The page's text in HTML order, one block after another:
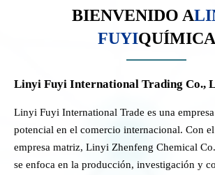
BIENVENIDO A
FUYIQUÍMICA
Linyi Fuyi International Trading Co.,
Linyi Fuyi International Trade es una
potencial en el comercio internacional. Con
empresa matriz, Linyi Zhenfeng Chemical
se enfoca en la producción, investigación y